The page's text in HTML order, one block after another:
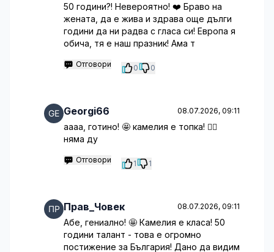
50 години?! Невероятно! ❤️ Браво на
жената, да е жива и здрава още дълги
години да ни радва с гласа си! Европа я
обича, тя е наш празник! Ама т
Отговори 0 0
Georgi66 08.07.2026, 09:11
аааа, готино! 🤩 камелия е топка! ❤️‍🔥
няма ду
Отговори 1 1
Прав_Човек 08.07.2026, 09:11
Абе, гениално! 🤩 Камелия е класа! 50
години талант - това е огромно
постижение за България! Дано да видим